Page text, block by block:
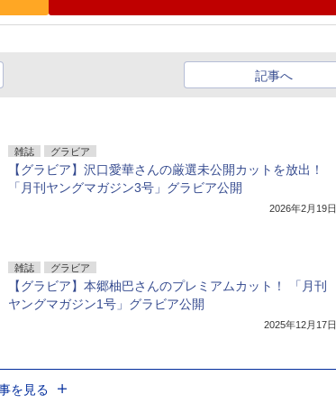
記事へ
雑誌 グラビア
【グラビア】沢口愛華さんの厳選未公開カットを放出！
「月刊ヤングマガジン3号」グラビア公開
2026年2月19日
雑誌 グラビア
【グラビア】本郷柚巴さんのプレミアムカット！ 「月刊
ヤングマガジン1号」グラビア公開
2025年12月17日
を見る